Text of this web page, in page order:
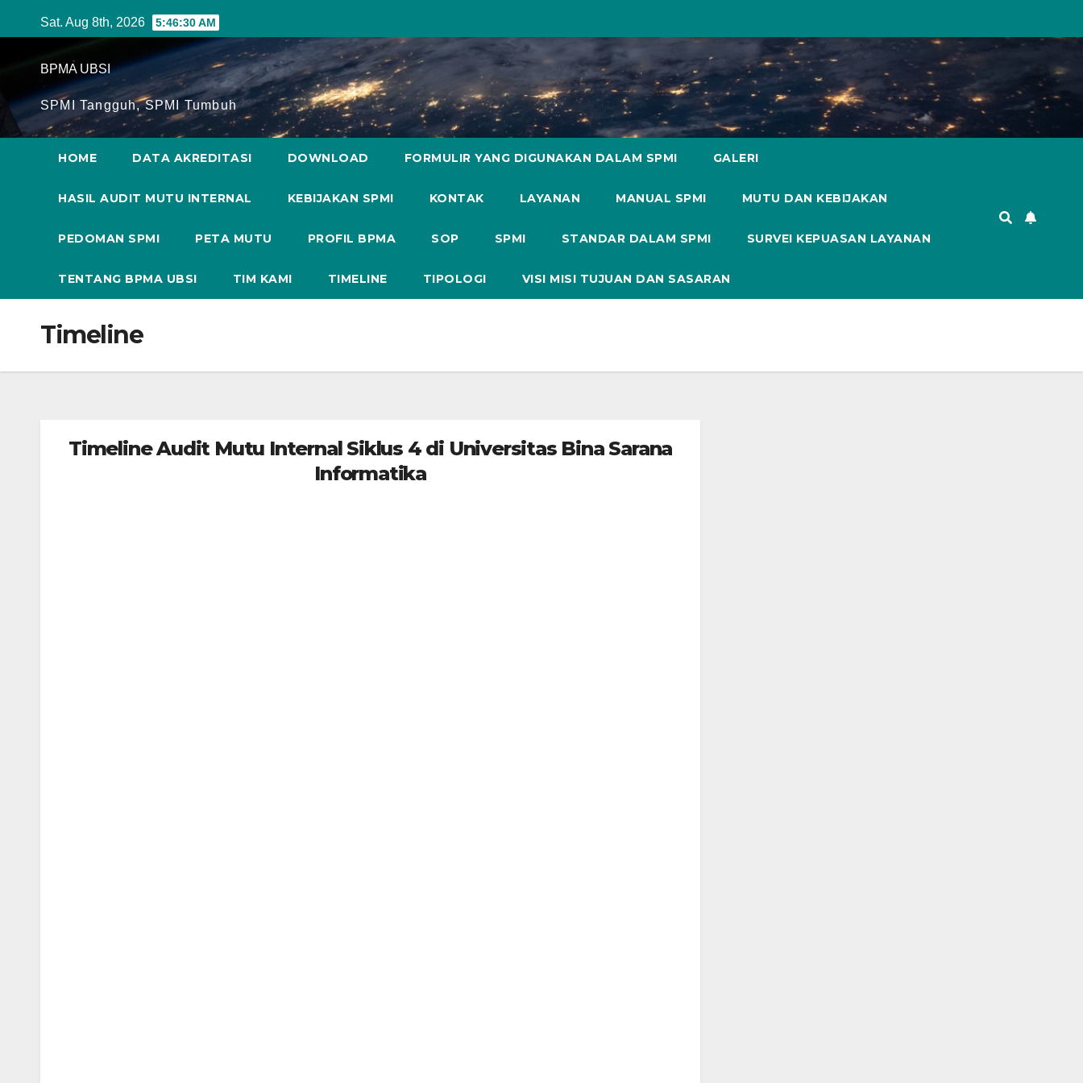
to
Sat. Aug 8th, 2026 5:46:31 AM
BPMA UBSI
SPMI Tangguh, SPMI Tumbuh
HOME DATA AKREDITASI DOWNLOAD FORMULIR YANG DIGUNAKAN DALAM SPMI GALERI
HASIL AUDIT MUTU INTERNAL KEBIJAKAN SPMI KONTAK LAYANAN MANUAL SPMI MUTU DAN KEBIJAKAN
PEDOMAN SPMI PETA MUTU PROFIL BPMA SOP SPMI STANDAR DALAM SPMI SURVEI KEPUASAN LAYANAN
TENTANG BPMA UBSI TIM KAMI TIMELINE TIPOLOGI VISI MISI TUJUAN DAN SASARAN
Timeline
Timeline Audit Mutu Internal Siklus 4 di Universitas Bina Sarana
Informatika